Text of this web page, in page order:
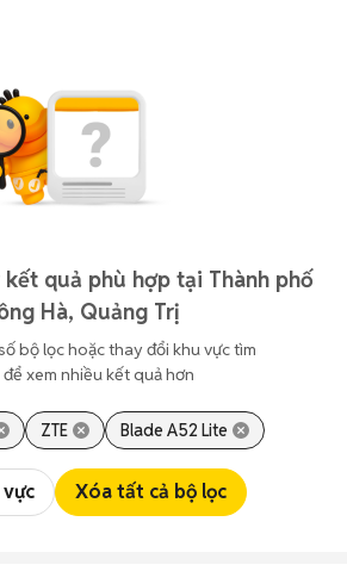
quả phù hợp tại Thành phố
Hà, Quảng Trị
bộ lọc hoặc thay đổi khu vực tìm
để xem nhiều kết quả hơn
ZTE Blade A52 Lite
Xóa tất cả bộ lọc